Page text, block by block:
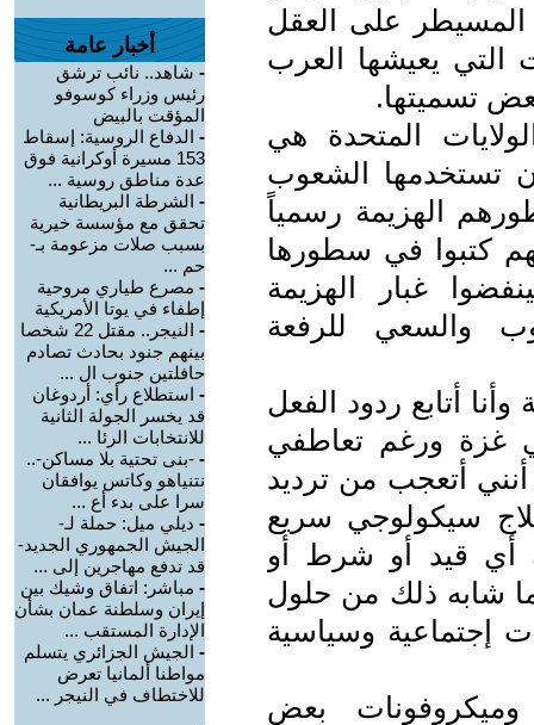
على العقل
يعيشها العرب
تسميتها.
المتحدة هي
تستخدمها الشعوب
الهزيمة رسمياً
كتبوا في سطورها
غبار الهزيمة
والسعي للرفعة
أتابع ردود الفعل
غزة ورغم تعاطفي
أنني أتعجب من ترديد
سيكولوجي سريع
أي قيد أو شرط أو
شابه ذلك من حلول
إجتماعية وسياسية
وميكروفونات بعض
أخبار عامة
- شاهد.. نائب ترشق
رئيس وزراء كوسوفو
المؤقت بالبيض
- الدفاع الروسية: إسقاط
153 مسيرة أوكرانية فوق
عدة مناطق روسية ...
- الشرطة البريطانية
تحقق مع مؤسسة خيرية
بسبب صلات مزعومة بـ-
حم ...
- مصرع طياري مروحية
إطفاء في يوتا الأمريكية
-
النيجر.. مقتل 22 شخصا
بينهم جنود بحادث تصادم
حافلتين جنوب ال ...
- استطلاع رأي: أردوغان
قد يخسر الجولة الثانية
للانتخابات الرئا ...
- -بنى تحتية بلا مساكن-..
نتنياهو وكاتس يوافقان
سرا على بدء أع ...
- ديلي ميل: حملة لـ-
الجيش الجمهوري الجديد-
قد تدفع مهاجرين إلى ...
- مباشر: اتفاق وشيك بين
إيران وسلطنة عمان بشأن
الإدارة المستقب ...
- الجيش الجزائري يتسلم
مواطنا ألمانيا تعرض
للاختطاف في النيجر ...